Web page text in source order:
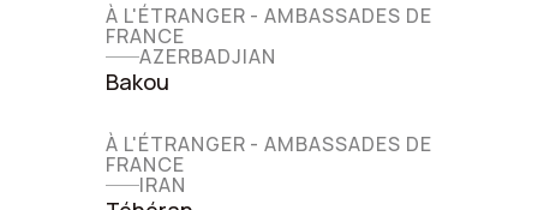
À L'ÉTRANGER - AMBASSADES DE
FRANCE
AZERBADJIAN
Bakou
À L'ÉTRANGER - AMBASSADES DE
FRANCE
IRAN